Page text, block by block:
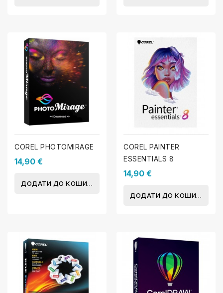
COREL PHOTOMIRAGE
14,90 €
ДОДАТИ ДО КОШИКА
COREL PAINTER
ESSENTIALS 8
14,90 €
ДОДАТИ ДО КОШИКА